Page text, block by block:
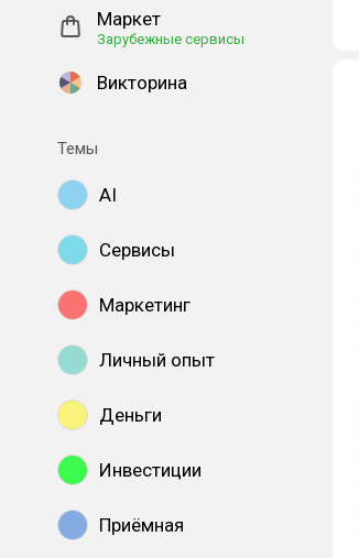
Маркет
Зарубежные сервисы
Викторина
Темы
AI
Сервисы
Маркетинг
Личный опыт
Деньги
Инвестиции
Приёмная